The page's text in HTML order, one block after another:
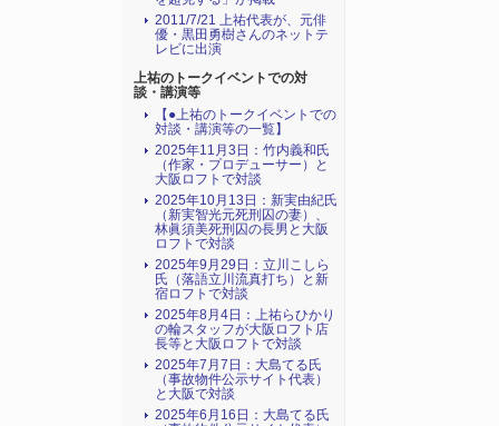
2011/7/21 上祐代表が、元俳
優・黒田勇樹さんのネットテ
レビに出演
上祐のトークイベントでの対
談・講演等
【●上祐のトークイベントでの
対談・講演等の一覧】
2025年11月3日：竹内義和氏
（作家・プロデューサー）と
大阪ロフトで対談
2025年10月13日：新実由紀氏
（新実智光元死刑囚の妻）、
林眞須美死刑囚の長男と大阪
ロフトで対談
2025年9月29日：立川こしら
氏（落語立川流真打ち）と新
宿ロフトで対談
2025年8月4日：上祐らひかり
の輪スタッフが大阪ロフト店
長等と大阪ロフトで対談
2025年7月7日：大島てる氏
（事故物件公示サイト代表）
と大阪で対談
2025年6月16日：大島てる氏